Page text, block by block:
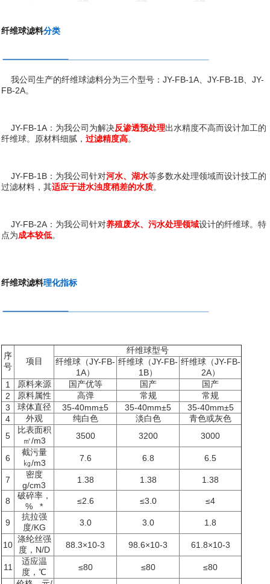
纤维球滤料分类
我公司生产的纤维球滤料分为三个型号：JY-FB-1A、JY-FB-1B、JY-
FB-2A。
JY-FB-1A：为我公司为解决反渗透预处理出水精度不高而设计加工的
纤维球。原材料细腻，过滤精度高。
JY-FB-1B：为我公司针对河水、湖水等多数水处理领域而设计技工的
过滤材料，其适应于进水浊度稍差的水质。
JY-FB-2A：为我公司针对养殖废水、污水处理领域设计的纤维球。特
点为成本较低。
纤维球滤料理化指标
序
号
项目
纤维球型号
纤维球（JY-FB-
1A）
纤维球（JY-FB-
1B）
纤维球（JY-FB-
2A）
1
原料来源 国产优等 国产
国产
2
原料属性 高弹 常规
常规
3
球体直径 35-40mm±5 35-40mm±5
35-40mm±5
4
外观 纯白色 淡白色
青色或灰色
5
比表面积
㎡/m3
3500 3200 3000
6
截污量
㎏/m3
7.6 6.8 6.5
7
密度
g/cm3
1.38 1.38 1.38
8
破碎率，
% *
≤2.6 ≤3.0 ≤4
9
抗拉强
度/KG
3.0 3.0 1.8
10
涤纶丝强
度，N/D
88.3×10-3 98.6×10-3 61.8×10-3
11
适应温
度，℃
≤80 ≤80 ≤80